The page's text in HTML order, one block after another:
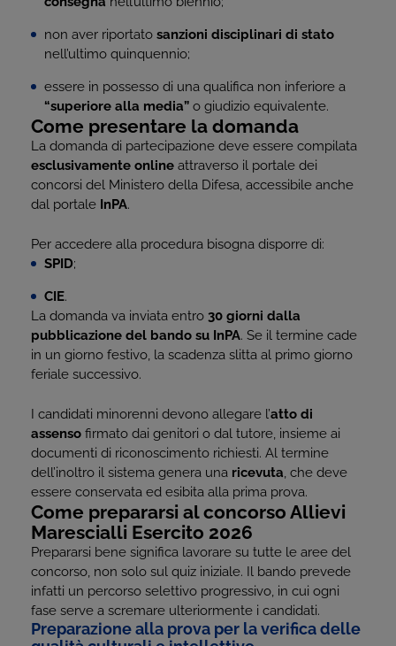
non aver riportato sanzioni disciplinari di stato
nell’ultimo quinquennio;
essere in possesso di una qualifica non inferiore a
“superiore alla media” o giudizio equivalente.
Come presentare la domanda
La domanda di partecipazione deve essere compilata
esclusivamente online attraverso il portale dei
concorsi del Ministero della Difesa, accessibile anche
dal portale InPA.
Per accedere alla procedura bisogna disporre di:
SPID;
CIE.
La domanda va inviata entro 30 giorni dalla
pubblicazione del bando su InPA. Se il termine cade
in un giorno festivo, la scadenza slitta al primo giorno
feriale successivo.
I candidati minorenni devono allegare l’atto di
assenso firmato dai genitori o dal tutore, insieme ai
documenti di riconoscimento richiesti. Al termine
dell’inoltro il sistema genera una ricevuta, che deve
essere conservata ed esibita alla prima prova.
Come prepararsi al concorso Allievi
Marescialli Esercito 2026
Prepararsi bene significa lavorare su tutte le aree del
concorso, non solo sul quiz iniziale. Il bando prevede
infatti un percorso selettivo progressivo, in cui ogni
fase serve a scremare ulteriormente i candidati.
Preparazione alla prova per la verifica delle